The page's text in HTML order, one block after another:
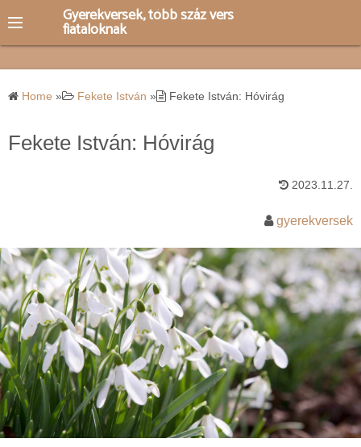
i
p
t
Gyerekversek, több száz vers
fiataloknak
Home » Fekete István » Fekete István: Hóvirág
Fekete István: Hóvirág
2023.11.27.
gyerekversek